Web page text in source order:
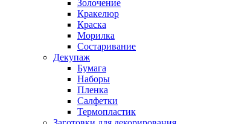
Золочение
Кракелюр
Краска
Морилка
Состаривание
Декупаж
Бумага
Наборы
Пленка
Салфетки
Термопластик